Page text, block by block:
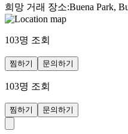
희망 거래 장소:Buena Park,
103명 조회
찜하기 문의하기
103명 조회
찜하기 문의하기